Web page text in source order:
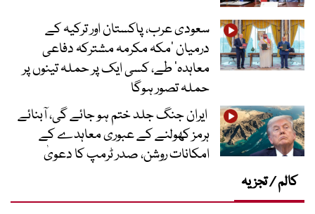
سعودی عرب، پاکستان اور ترکیہ کے
درمیان ’مکہ مکرمہ مشترکہ دفاعی
معاہدہ‘ طے، کسی ایک پر حملہ تینوں پر
حملہ تصور ہوگا
ایران جنگ جلد ختم ہو جائے گی، آبنائے
ہرمز کھولنے کے عبوری معاہدے کے
امکانات روشن، صدر ٹرمپ کا دعویٰ
کالم / تجزیہ